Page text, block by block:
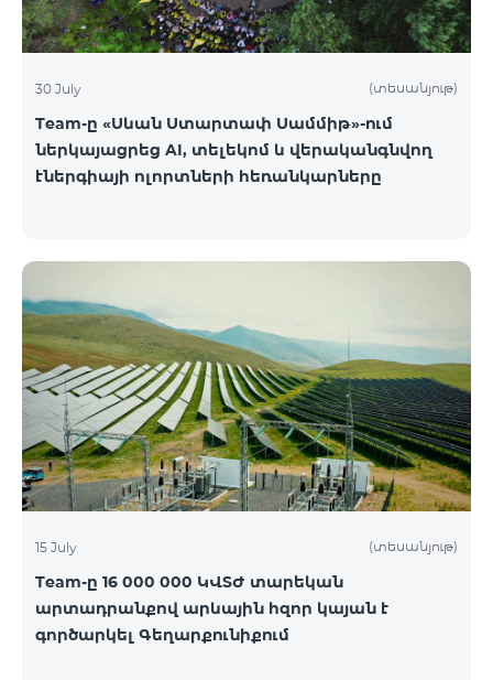
30 July (տեսանյութ)
Team-ը «Սևան Ստարտափ Սամմիթ»-ում
ներկայացրեց AI, տելեկոմ և վերականգնվող
էներգիայի ոլորտների հեռանկարները
15 July (տեսանյութ)
Team-ը 16 000 000 ԿՎՏԺ տարեկան
արտադրանքով արևային հզոր կայան է
գործարկել Գեղարքունիքում